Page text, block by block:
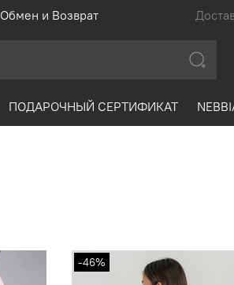
Обмен и Возврат
ПОДАРОЧНЫЙ СЕРТИФИКАТ
-46%